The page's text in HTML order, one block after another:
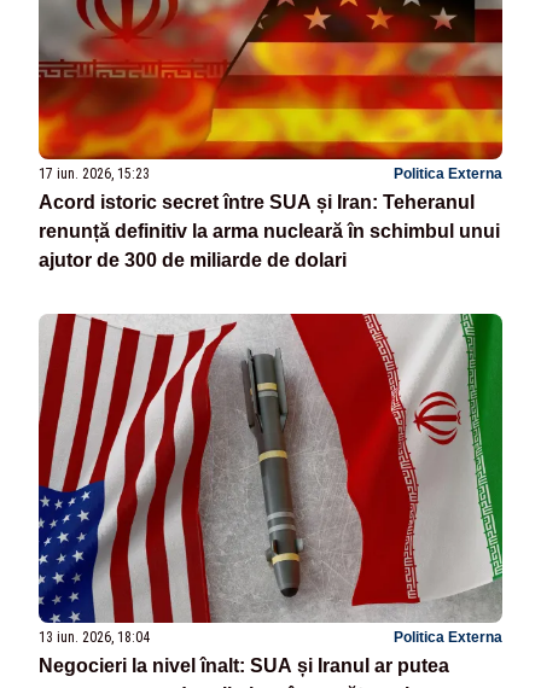
17 iun. 2026, 15:23 Politica Externa
Acord istoric secret între SUA și Iran: Teheranul
renunță definitiv la arma nucleară în schimbul unui
ajutor de 300 de miliarde de dolari
13 iun. 2026, 18:04 Politica Externa
Negocieri la nivel înalt: SUA și Iranul ar putea